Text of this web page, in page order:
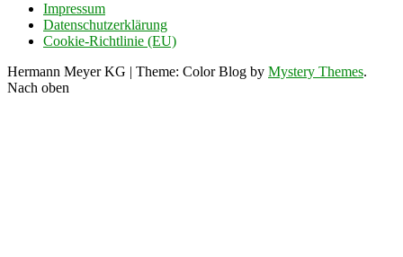
Impressum
Datenschutzerklärung
Cookie-Richtlinie (EU)
Hermann Meyer KG | Theme: Color Blog by Mystery Themes.
Nach oben